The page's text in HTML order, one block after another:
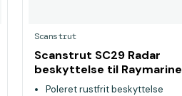
Scanstrut
Scanstrut SC29 Radar
beskyttelse til Raymarine
Quantum
Poleret rustfrit beskyttelse